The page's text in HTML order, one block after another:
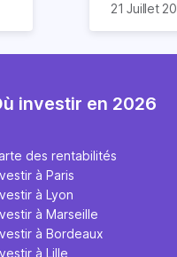
quasi
cou aux
Je vais
bien
ou encore
maximiser
21 Juillet
investir en 2026
des rentabilités
à Paris
à Lyon
à Marseille
à Bordeaux
à Lille